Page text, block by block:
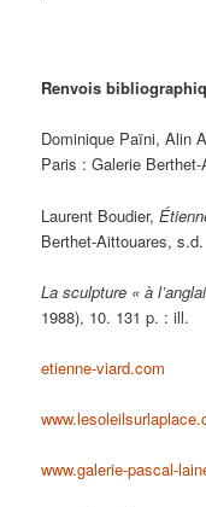
Renvois
Dominique Païni, Alin
Paris : Galerie
Laurent Boudier,
Berthet-Aittouares, s.d.
La sculpture « à
1988), 10. 131 p. : ill.
etienne-viard.com
www.galerie-pascal-